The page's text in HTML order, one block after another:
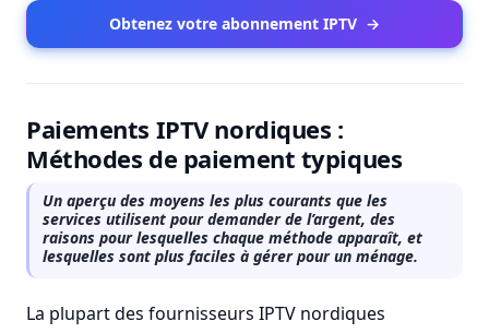
Obtenez votre abonnement IPTV →
Paiements IPTV nordiques :
Méthodes de paiement typiques
Un aperçu des moyens les plus courants que les
services utilisent pour demander de l’argent, des
raisons pour lesquelles chaque méthode apparaît, et
lesquelles sont plus faciles à gérer pour un ménage.
La plupart des fournisseurs IPTV nordiques